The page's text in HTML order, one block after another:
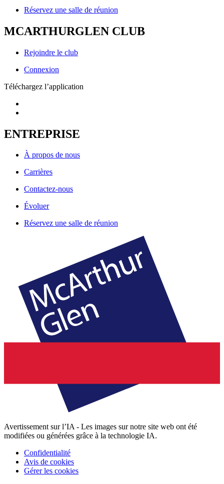
Réservez une salle de réunion
MCARTHURGLEN CLUB
Rejoindre le club
Connexion
Téléchargez l’application
ENTREPRISE
À propos de nous
Carrières
Contactez-nous
Évoluer
Réservez une salle de réunion
Avertissement sur l’IA - Les images sur notre site web ont été
modifiées ou générées grâce à la technologie IA.
Confidentialité
Avis de cookies
Gérer les cookies